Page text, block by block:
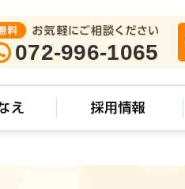
072-996-1065